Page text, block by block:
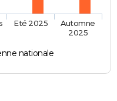
nationale
Eté 2025
Automne
2025